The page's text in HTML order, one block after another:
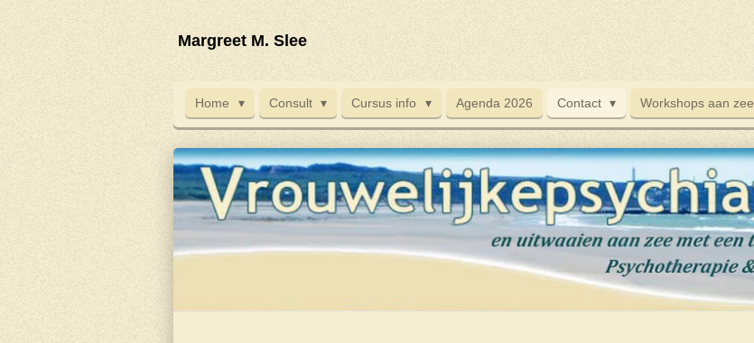
Margreet M. Slee
Home Consult Cursus info Agenda 2026 Contact Workshops aan zee